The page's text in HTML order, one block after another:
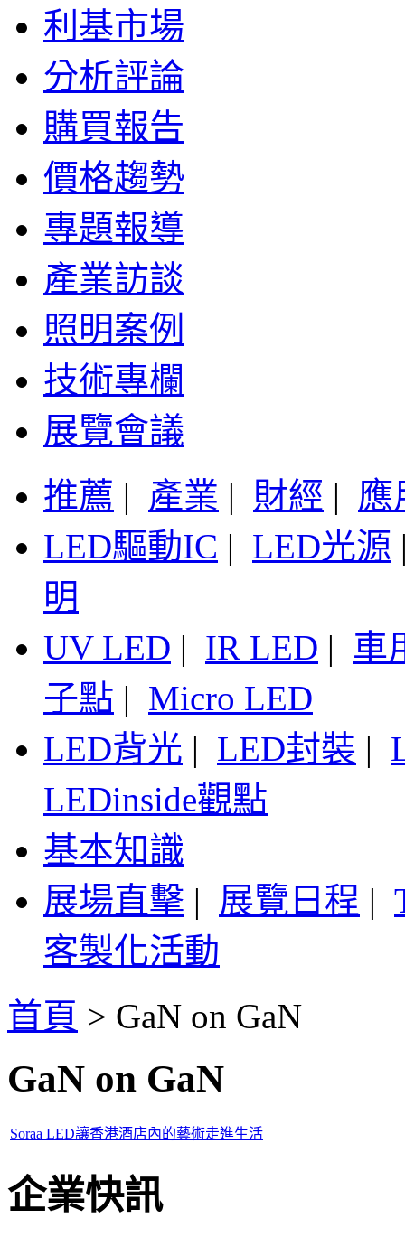
利基市場
分析評論
購買報告
價格趨勢
專題報導
產業訪談
照明案例
技術專欄
展覽會議
推薦 | 產業 | 財經 | 應
LED驅動IC | LED光源
明
UV LED | IR LED | 車
子點 | Micro LED
LED背光 | LED封裝 |
LEDinside觀點
基本知識
展場直擊 | 展覽日程 |
客製化活動
首頁 > GaN on GaN
GaN on GaN
Soraa LED讓香港酒店內的藝術走進生活
企業快訊